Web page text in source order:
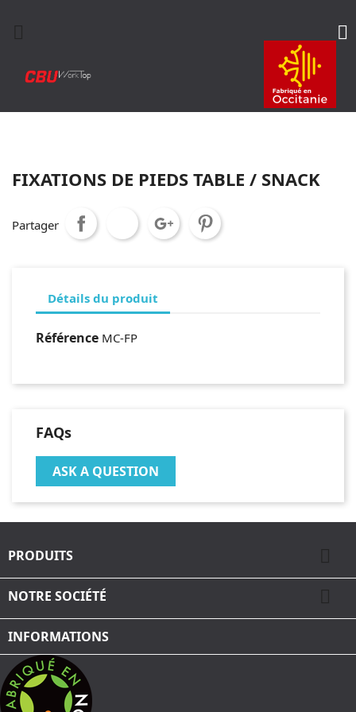
 
FIXATIONS DE PIEDS TABLE / SNACK
Partager
Détails du produit
Référence MC-FP
FAQs
ASK A QUESTION
PRODUITS 
NOTRE SOCIÉTÉ 
INFORMATIONS